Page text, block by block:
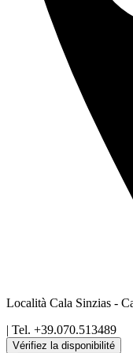
Località Cala Sinzias -
| Tel. +39.070.513489
Vérifiez la disponibilité